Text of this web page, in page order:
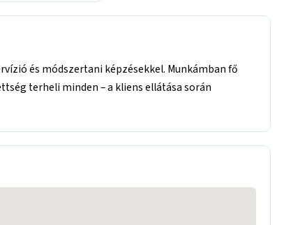
és módszertani képzésekkel. Munkámban fő
terheli minden – a kliens ellátása során